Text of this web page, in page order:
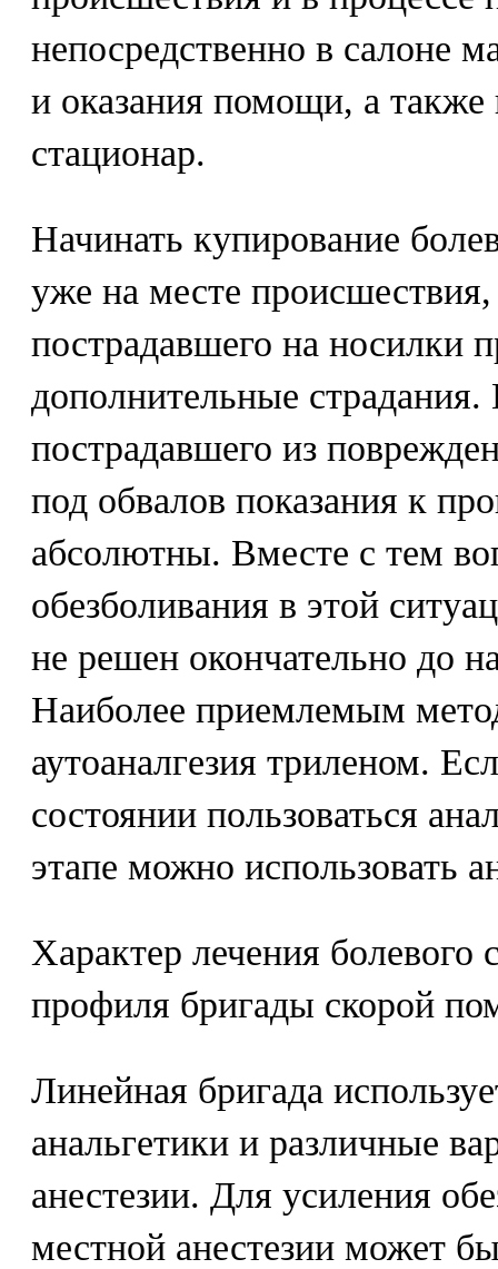
непосредственно в салоне
и оказания помощи, а также
стационар.
Начинать купирование
уже на месте
пострадавшего на носилки
дополнительные
пострадавшего из
под обвалов показания к
абсолютны. Вместе с тем
обезболивания в этой
не решен окончательно до
Наиболее приемлемым
аутоаналгезия триленом.
состоянии пользоваться
этапе можно использовать
Характер лечения болевого
профиля бригады скорой
Линейная бригада
анальгетики и различные
анестезии. Для усиления
местной анестезии может